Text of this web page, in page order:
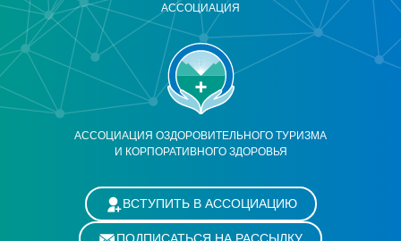
АССОЦИАЦИЯ ОЗДОРОВИТЕЛЬНОГО ТУРИЗМА
И КОРПОРАТИВНОГО ЗДОРОВЬЯ
АССОЦИАЦИЯ
ВСТУПИТЬ В АССОЦИАЦИЮ